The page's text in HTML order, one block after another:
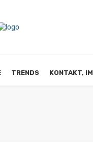
TRENDS KONTAKT,